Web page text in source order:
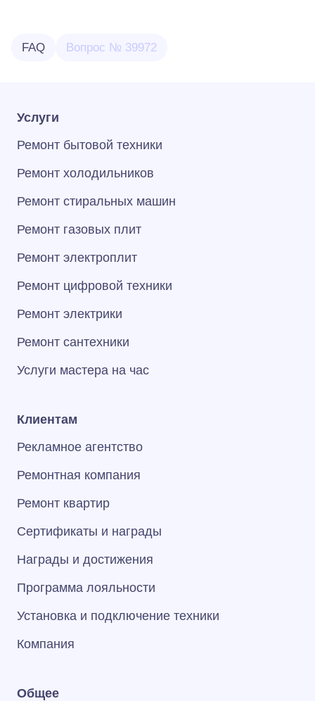
FAQ Вопрос № 39972
Услуги
Ремонт бытовой техники
Ремонт холодильников
Ремонт стиральных машин
Ремонт газовых плит
Ремонт электроплит
Ремонт цифровой техники
Ремонт электрики
Ремонт сантехники
Услуги мастера на час
Клиентам
Рекламное агентство
Ремонтная компания
Ремонт квартир
Сертификаты и награды
Награды и достижения
Программа лояльности
Установка и подключение техники
Компания
Общее